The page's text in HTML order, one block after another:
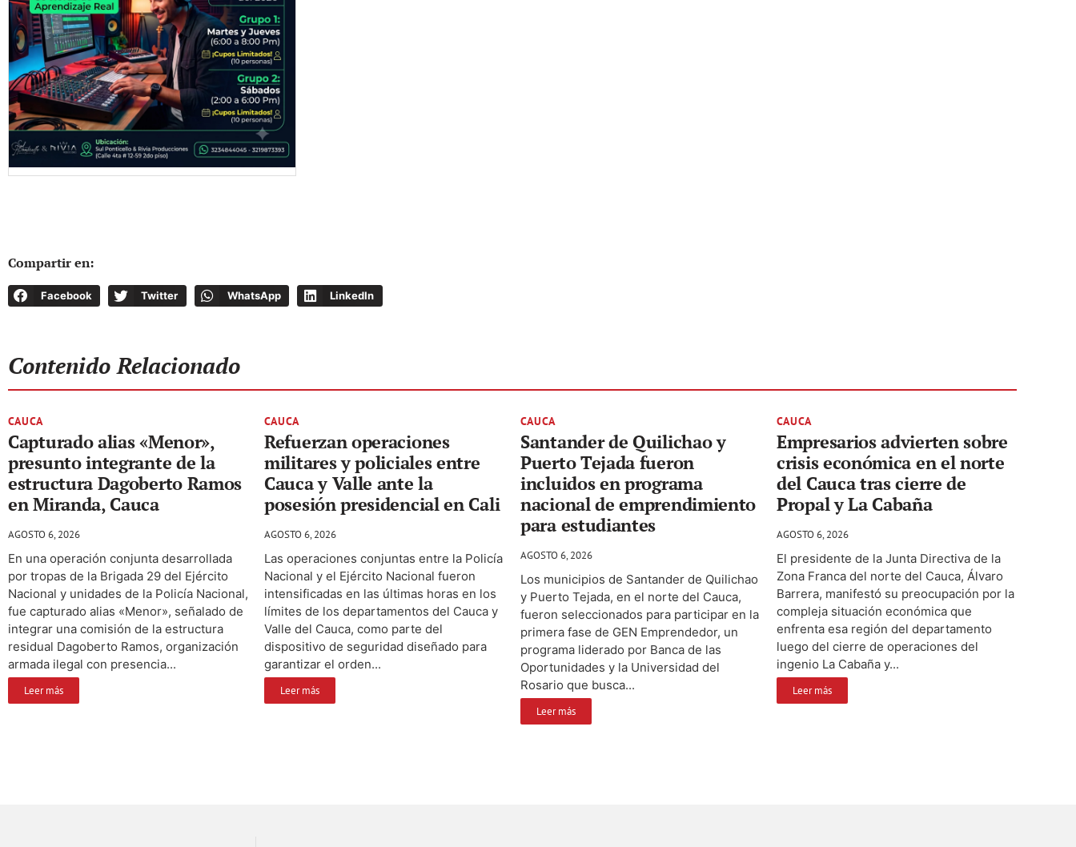
Compartir en:
Facebook Twitter WhatsApp LinkedIn
Contenido Relacionado
CAUCA
Capturado alias «Menor»,
presunto integrante de la
estructura Dagoberto Ramos
en Miranda, Cauca
AGOSTO 6, 2026
En una operación conjunta desarrollada
por tropas de la Brigada 29 del Ejército
Nacional y unidades de la Policía Nacional,
fue capturado alias «Menor», señalado de
integrar una comisión de la estructura
residual Dagoberto Ramos, organización
armada ilegal con presencia...
Leer más
CAUCA
Refuerzan operaciones
militares y policiales entre
Cauca y Valle ante la
posesión presidencial en Cali
AGOSTO 6, 2026
Las operaciones conjuntas entre la Policía
Nacional y el Ejército Nacional fueron
intensificadas en las últimas horas en los
límites de los departamentos del Cauca y
Valle del Cauca, como parte del
dispositivo de seguridad diseñado para
garantizar el orden...
Leer más
CAUCA
Santander de Quilichao y
Puerto Tejada fueron
incluidos en programa
nacional de emprendimiento
para estudiantes
AGOSTO 6, 2026
Los municipios de Santander de Quilichao
y Puerto Tejada, en el norte del Cauca,
fueron seleccionados para participar en la
primera fase de GEN Emprendedor, un
programa liderado por Banca de las
Oportunidades y la Universidad del
Rosario que busca...
Leer más
CAUCA
Empresarios advierten sobre
crisis económica en el norte
del Cauca tras cierre de
Propal y La Cabaña
AGOSTO 6, 2026
El presidente de la Junta Directiva de la
Zona Franca del norte del Cauca, Álvaro
Barrera, manifestó su preocupación por la
compleja situación económica que
enfrenta esa región del departamento
luego del cierre de operaciones del
ingenio La Cabaña y...
Leer más